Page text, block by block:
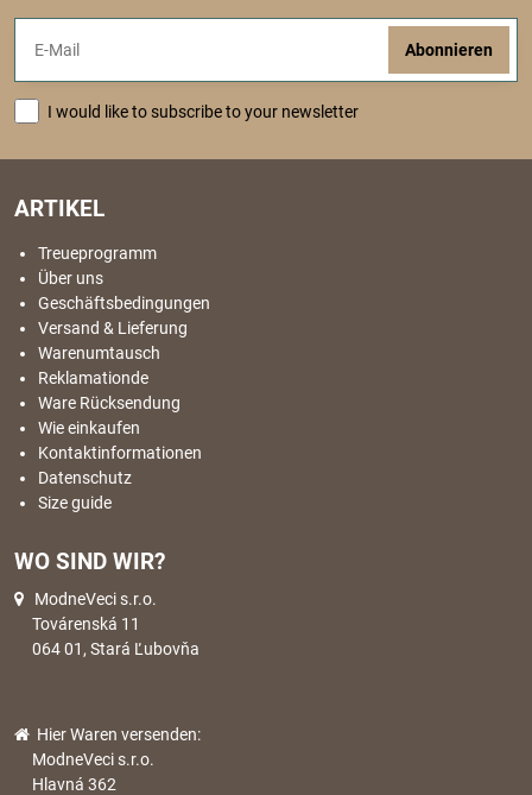
Abonnieren
I would like to subscribe to your newsletter
ARTIKEL
Treueprogramm
Über uns
Geschäftsbedingungen
Versand & Lieferung
Warenumtausch
Reklamationde
Ware Rücksendung
Wie einkaufen
Kontaktinformationen
Datenschutz
Size guide
WO SIND WIR?
ModneVeci s.r.o.
Továrenská 11
064 01, Stará Ľubovňa
Hier Waren versenden:
ModneVeci s.r.o.
Hlavná 362